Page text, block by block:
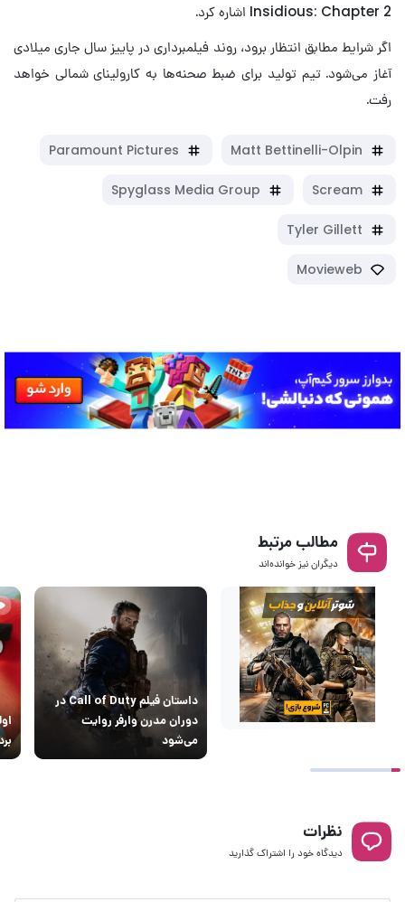
Insidious: Chapter 2 اشاره کرد.
اگر شرایط مطابق انتظار برود، روند فیلمبرداری در پاییز سال جاری میلادی
آغاز می‌شود. تیم تولید برای ضبط صحنه‌ها به کارولینای شمالی خواهد
رفت.
Matt Bettinelli-Olpin
Paramount Pictures
Scream
Spyglass Media Group
Tyler Gillett
Movieweb
مطالب مرتبط
دیگران نیز خوانده‌اند
داستان فیلم Call of Duty در
دوران مدرن وارفر روایت
می‌شود
بردز ۳
نظرات
دیدگاه خود را اشتراک گذارید